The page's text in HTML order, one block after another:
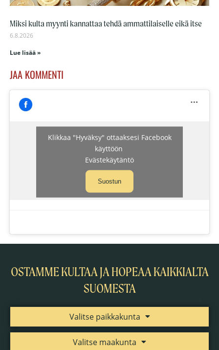
Miksi kulta myynti kannattaa tehdä ammattilaiselle eikä itse
6.8.2026
Lue lisää »
JAA KOMMENTI
Klikkaa "Hyväksy" ottaaksesi Facebook
käyttöön
Evästekäytäntö
Suostun
OSTAMME KULTAA JA HOPEAA KAIKKIALTA
SUOMESTA
Valitse paikkakunta
Valitse maakunta